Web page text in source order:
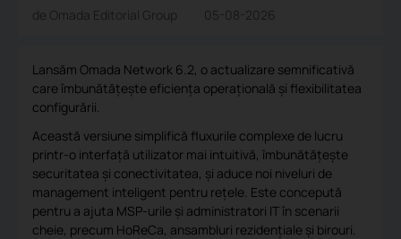
de Omada Editorial Group 05-08-2026
Lansăm Omada Network 6.2, o actualizare semnificativă
care îmbunătățește eficiența operațională și flexibilitatea
configurării.
Această versiune simplifică fluxurile complexe de lucru
printr-o interfață utilizator mai intuitivă, îmbunătățește
securitatea și conectivitatea, și aduce noi niveluri de
management inteligent pentru rețele. Este concepută
pentru a ajuta MSP-urile și administratori IT în scenarii
cheie, precum HoReCa, ansambluri rezidențiale și birouri.